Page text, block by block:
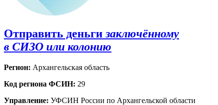
Отправить деньги заключённому
в СИЗО или колонию
Регион: Архангельская область
Код региона ФСИН: 29
Управление: УФСИН России по Архангельской области